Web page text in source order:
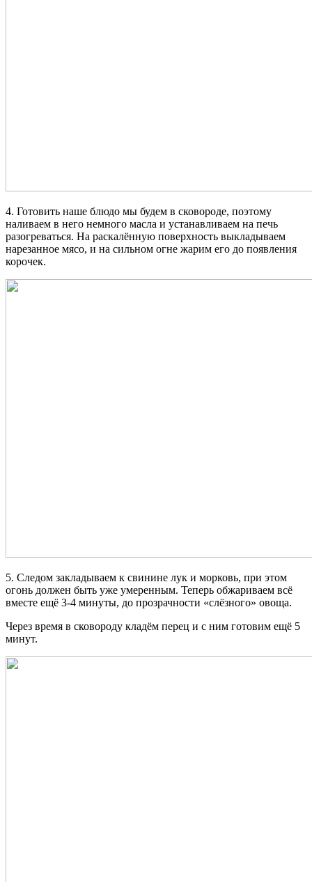
4. Готовить наше блюдо мы будем в сковороде, поэтому
наливаем в него немного масла и устанавливаем на печь
разогреваться. На раскалённую поверхность выкладываем
нарезанное мясо, и на сильном огне жарим его до появления
корочек.
5. Следом закладываем к свинине лук и морковь, при этом
огонь должен быть уже умеренным. Теперь обжариваем всё
вместе ещё 3-4 минуты, до прозрачности «слёзного» овоща.
Через время в сковороду кладём перец и с ним готовим ещё 5
минут.